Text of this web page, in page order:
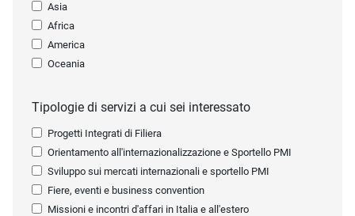
Asia
Africa
America
Oceania
Tipologie di servizi a cui sei interessato
Progetti Integrati di Filiera
Orientamento all'internazionalizzazione e Sportello PMI
Sviluppo sui mercati internazionali e sportello PMI
Fiere, eventi e business convention
Missioni e incontri d'affari in Italia e all'estero